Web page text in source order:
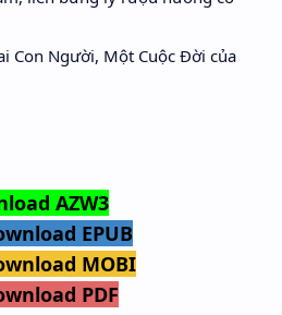
Con Người, Một Cuộc Đời của
AZW3
EPUB
MOBI
PDF